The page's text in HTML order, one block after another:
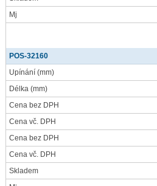
Mj
POS-32160
Upínání (mm)
Délka (mm)
Cena bez DPH
Cena vč. DPH
Cena bez DPH
Cena vč. DPH
Skladem